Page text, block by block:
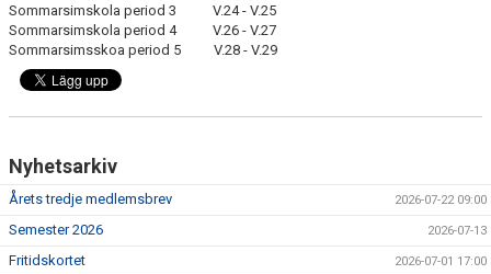
SIMPOLARE
NIU
SIMSHOP
FÖRSÄLJNING
LANDBADET
Sommarsimskola period 3 V.24 - V.25
Sommarsimskola period 4 V.26 - V.27
Sommarsimsskoa period 5 V.28 - V.29
Nyhetsarkiv
Årets tredje medlemsbrev 2026-07-22 09:00
Semester 2026 2026-07-13
Fritidskortet 2026-07-01 17:00